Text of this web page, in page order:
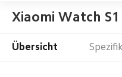
Xiaomi Watch
Übersicht